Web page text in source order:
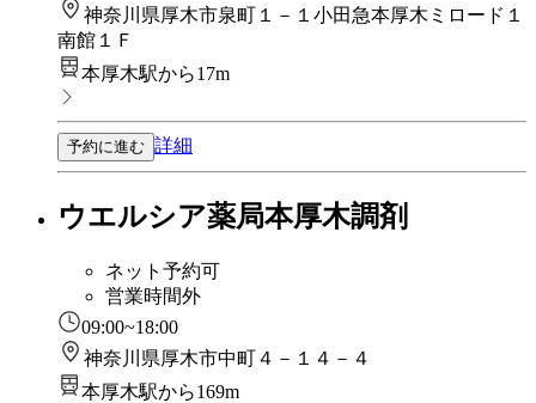
神奈川県厚木市泉町１－１小田急本厚木ミロード１
南館１Ｆ
本厚木駅から17m
予約に進む 詳細
ウエルシア薬局本厚木調剤
ネット予約可
営業時間外
09:00~18:00
神奈川県厚木市中町４－１４－４
本厚木駅から169m